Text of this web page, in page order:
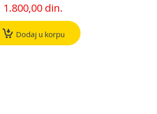
1.800,00 din.
Dodaj u korpu